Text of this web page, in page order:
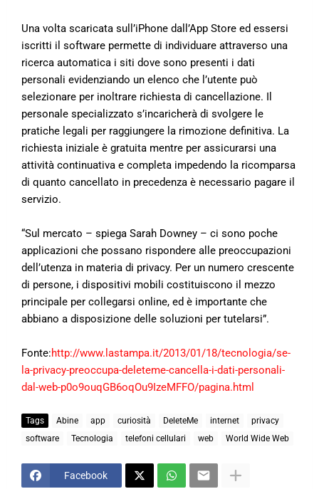
Una volta scaricata sull’iPhone dall’App Store ed essersi
iscritti il software permette di individuare attraverso una
ricerca automatica i siti dove sono presenti i dati
personali evidenziando un elenco che l’utente può
selezionare per inoltrare richiesta di cancellazione. Il
personale specializzato s’incaricherà di svolgere le
pratiche legali per raggiungere la rimozione definitiva. La
richiesta iniziale è gratuita mentre per assicurarsi una
attività continuativa e completa impedendo la ricomparsa
di quanto cancellato in precedenza è necessario pagare il
servizio.
“Sul mercato – spiega Sarah Downey – ci sono poche
applicazioni che possano rispondere alle preoccupazioni
dell’utenza in materia di privacy. Per un numero crescente
di persone, i dispositivi mobili costituiscono il mezzo
principale per collegarsi online, ed è importante che
abbiano a disposizione delle soluzioni per tutelarsi”.
Fonte:http://www.lastampa.it/2013/01/18/tecnologia/se-
la-privacy-preoccupa-deleteme-cancella-i-dati-personali-
dal-web-p0o9ouqGB6oqOu9IzeMFFO/pagina.html
Tags Abine app curiosità DeleteMe internet
privacy
software
Tecnologia telefoni cellulari web World Wide Web
Facebook